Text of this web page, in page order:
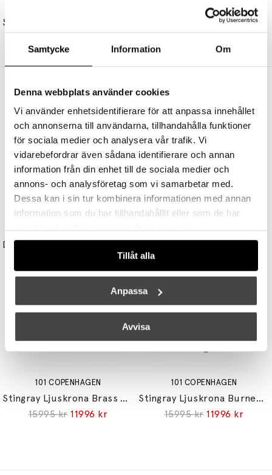
Samtycke Information Om
Denna webbplats använder cookies
Vi använder enhetsidentifierare för att anpassa innehållet
och annonserna till användarna, tillhandahålla funktioner
för sociala medier och analysera vår trafik. Vi
vidarebefordrar även sådana identifierare och annan
information från din enhet till de sociala medier och
annons- och analysföretag som vi samarbetar med.
Dessa kan i sin tur kombinera informationen med annan
information som du har tillhandahållit eller som de har
Tillåt alla
Anpassa
Avvisa
101 COPENHAGEN
Curve Pendel Bronze
Andra köpte även
GELIA STUDIO EERO AARNIO
Double Bubble Bordslampa Small
101 COPENHAGEN
Stingray Ljuskrona Brass 5m
15995 kr 11996 kr
101 COPENHAGEN
Stingray Ljuskrona Burned Black 5m
15995 kr 11996 kr